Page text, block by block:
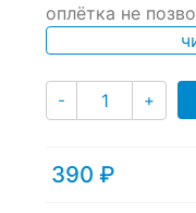
ratings
оплётка не
- Количество
+
390 ₽